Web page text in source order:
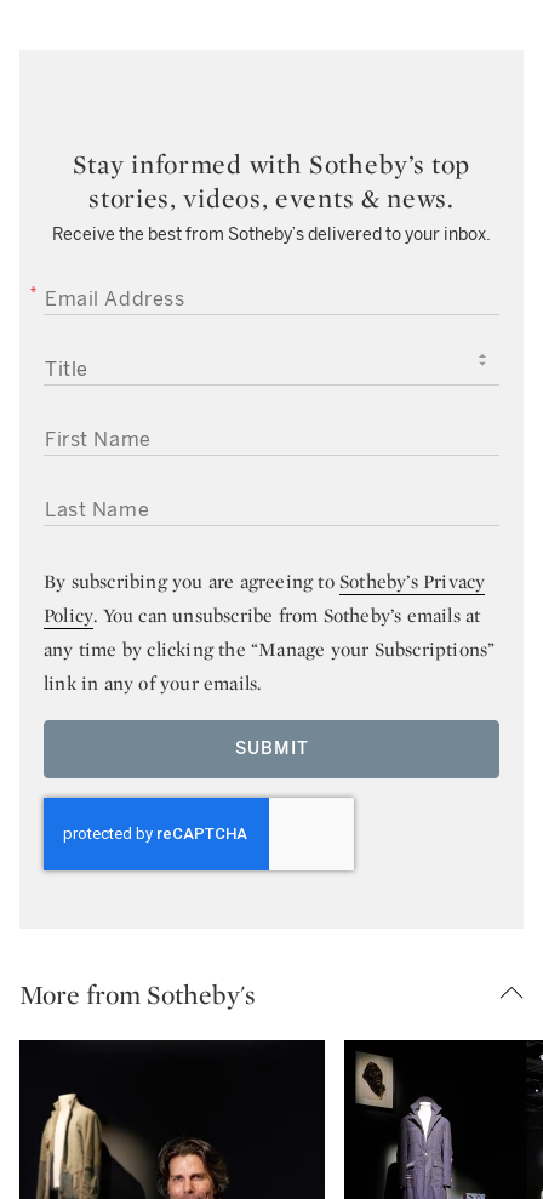
Stay informed with Sotheby’s top
stories, videos, events & news.
Receive the best from Sotheby’s delivered to your inbox.
EMAIL ADDRESS
TITLE
FIRST NAME
LAST NAME
By subscribing you are agreeing toSotheby’s Privacy
Policy. You can unsubscribe from Sotheby’s emails at
any time by clicking the “Manage your Subscriptions”
link in any of your emails.
SUBMIT
More from Sotheby's